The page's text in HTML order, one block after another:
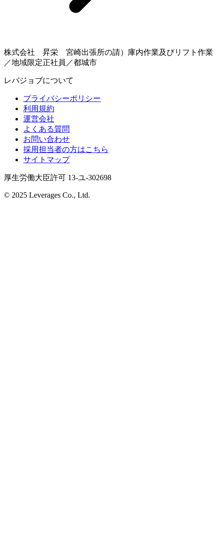
株式会社 昇栄 宮崎出張所の請）庫内作業及びリフト作業
／地域限定正社員／都城市
レバジョブについて
プライバシーポリシー
利用規約
運営会社
よくある質問
お問い合わせ
採用担当者の方はこちら
サイトマップ
厚生労働大臣許可 13-ユ-302698
© 2025 Leverages Co., Ltd.